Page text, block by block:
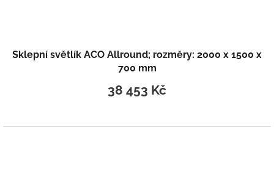
Sklepní světlík ACO Allround; rozměry: 2000 x 1500 x
700 mm
38 453 Kč